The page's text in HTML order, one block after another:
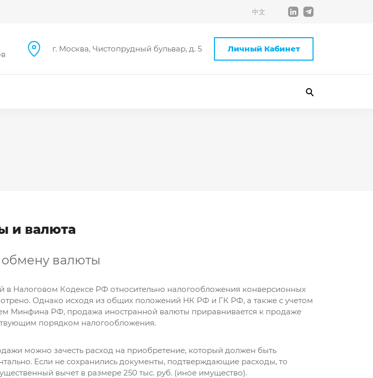
中文
г. Москва, Чистопрудный бульвар, д. 5 Личный Кабинет
и валюта
валюты
в Налоговом Кодексе РФ относительно налогообложения конверсионных
Однако исходя из общих положений НК РФ и ГК РФ, а также с учетом
Минфина РФ, продажа иностранной валюты приравнивается к продаже
порядком налогообложения.
можно зачесть расход на приобретение, который должен быть
Если не сохранились документы, подтверждающие расходы, то
вычет в размере 250 тыс. руб. (иное имущество).